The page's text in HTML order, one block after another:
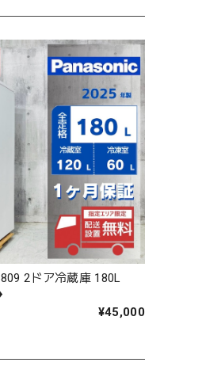
2ドア冷蔵庫 180L
¥45,000